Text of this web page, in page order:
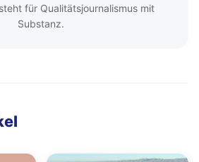
für Qualitätsjournalismus mit
Substanz.